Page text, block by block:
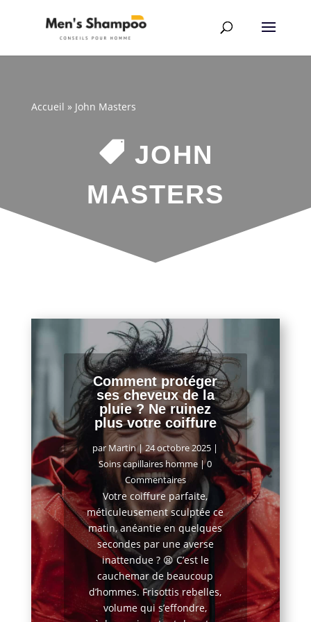
Accueil » John Masters
 JOHN
MASTERS
Comment protéger
ses cheveux de la
pluie ? Ne ruinez
plus votre coiffure
par Martin|24 octobre 2025 |
Soins capillaires homme | 0
Commentaires
Votre coiffure parfaite,
méticuleusement sculptée ce
matin, anéantie en quelques
secondes par une averse
inattendue ? 😫 C’est le
cauchemar de beaucoup
d’hommes. Frisottis rebelles,
volume qui s’effondre,